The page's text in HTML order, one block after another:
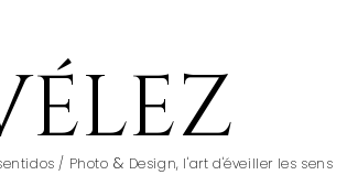
/ Photo & Design, l'art d'éveiller les sens